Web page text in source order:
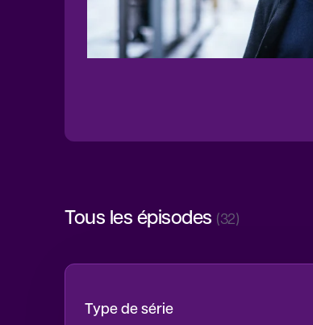
Tous les épisodes (32)
Type de série